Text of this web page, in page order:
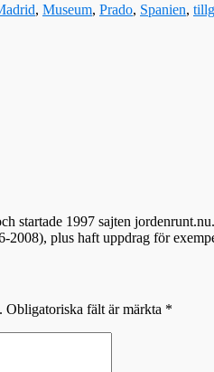
, Museum, Prado, Spanien,
startade 1997 sajten
2008), plus haft uppdrag för
Obligatoriska fält är märkta *